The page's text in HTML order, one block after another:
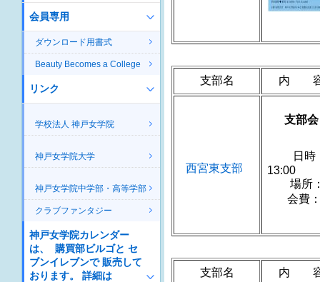
支部名 内
西宮東支部
支部会
日時
場所：
会
支部名 内
会員専用
ダウンロード用書式
Beauty Becomes a College
リンク
学校法人 神戸女学院
神戸女学院大学
神戸女学院中学部・高等学部
クラブファンタジー
神戸女学院カレンダー
は、 購買部ビルゴと セ
ブンイレブンで 販売して
おります。 詳細は